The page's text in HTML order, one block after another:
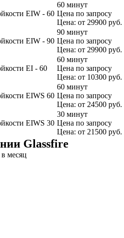
EIW - 60
60 минут
Цена по запросу
Цена: от 29900 руб.
EIW - 90
90 минут
Цена по запросу
Цена: от 29900 руб.
EI - 60
60 минут
Цена по запросу
Цена: от 10300 руб.
EIWS 60
60 минут
Цена по запросу
Цена: от 24500 руб.
EIWS 30
30 минут
Цена по запросу
Цена: от 21500 руб.
Glassfire
месяц